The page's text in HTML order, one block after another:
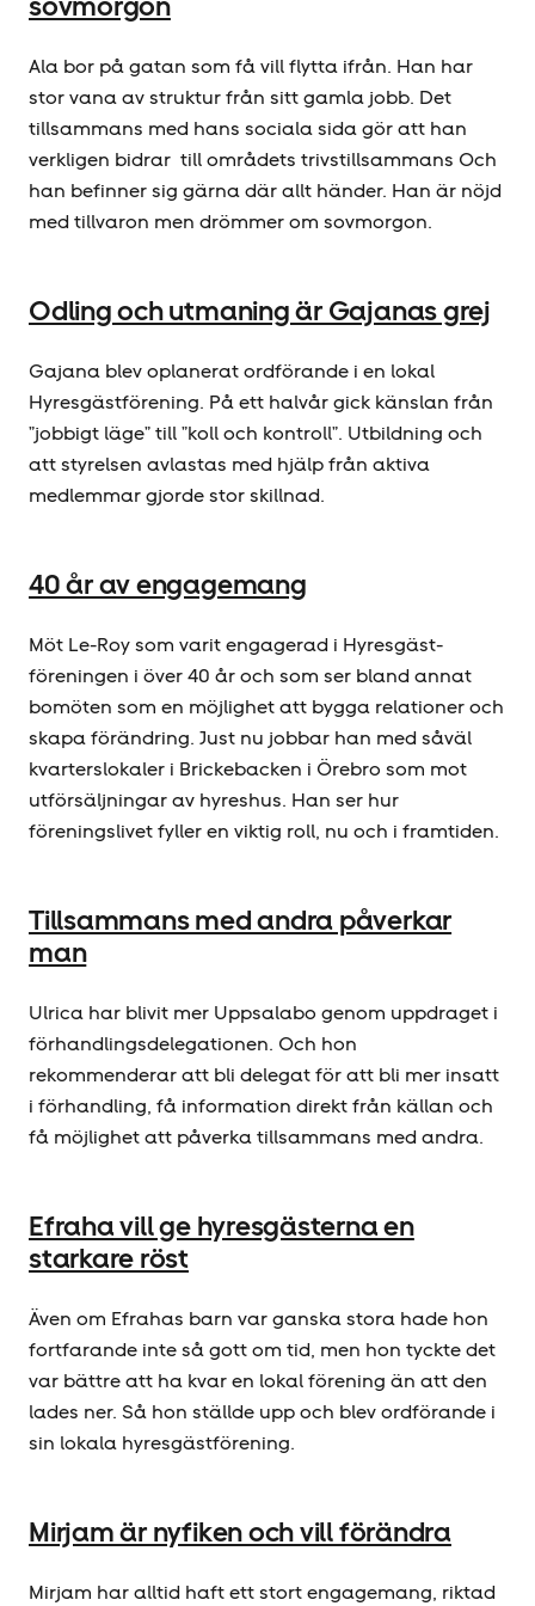
Ala bor på gatan som få vill flytta ifrån. Han har
stor vana av struktur från sitt gamla jobb. Det
tillsammans med hans sociala sida gör att han
verkligen bidrar till områdets trivstillsammans Och
han befinner sig gärna där allt händer. Han är nöjd
med tillvaron men drömmer om sovmorgon.
Odling och utmaning är Gajanas grej
Gajana blev oplanerat ordförande i en lokal
Hyresgäst­förening. På ett halvår gick känslan från
”jobbigt läge” till ”koll och kontroll”. Utbildning och
att styrelsen avlastas med hjälp från aktiva
medlemmar gjorde stor skillnad.
40 år av engagemang
Möt Le-Roy som varit engagerad i Hyresgäst­
föreningen i över 40 år och som ser bland annat
bomöten som en möjlighet att bygga relationer och
skapa förändring. Just nu jobbar han med såväl
kvarterslokaler i Brickebacken i Örebro som mot
utförsäljningar av hyreshus. Han ser hur
föreningslivet fyller en viktig roll, nu och i framtiden.
Tillsammans med andra påverkar
man
Ulrica har blivit mer Uppsalabo genom uppdraget i
förhandlingsdelegationen. Och hon
rekommenderar att bli delegat för att bli mer insatt
i förhandling, få information direkt från källan och
få möjlighet att påverka tillsammans med andra.
Efraha vill ge hyresgästerna en
starkare röst
Även om Efrahas barn var ganska stora hade hon
fortfarande inte så gott om tid, men hon tyckte det
var bättre att ha kvar en lokal förening än att den
lades ner. Så hon ställde upp och blev ordförande i
sin lokala hyresgäst­förening.
Mirjam är nyfiken och vill förändra
Mirjam har alltid haft ett stort engagemang, riktad